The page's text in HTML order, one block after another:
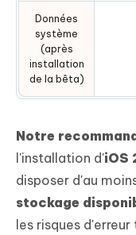
Données
système
(après
installation
de la bêta)
Notre
l'installation d'iOS
disposer d'au
stockage
les risques d'erreur